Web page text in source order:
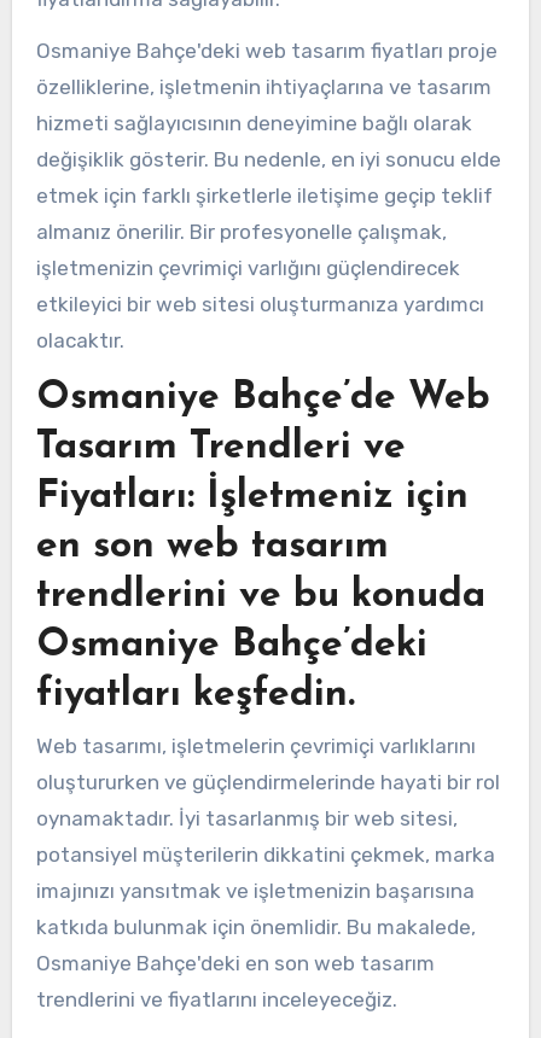
Osmaniye Bahçe'deki web tasarım fiyatları proje
özelliklerine, işletmenin ihtiyaçlarına ve tasarım
hizmeti sağlayıcısının deneyimine bağlı olarak
değişiklik gösterir. Bu nedenle, en iyi sonucu elde
etmek için farklı şirketlerle iletişime geçip teklif
almanız önerilir. Bir profesyonelle çalışmak,
işletmenizin çevrimiçi varlığını güçlendirecek
etkileyici bir web sitesi oluşturmanıza yardımcı
olacaktır.
Osmaniye Bahçe’de Web
Tasarım Trendleri ve
Fiyatları: İşletmeniz için
en son web tasarım
trendlerini ve bu konuda
Osmaniye Bahçe’deki
fiyatları keşfedin.
Web tasarımı, işletmelerin çevrimiçi varlıklarını
oluştururken ve güçlendirmelerinde hayati bir rol
oynamaktadır. İyi tasarlanmış bir web sitesi,
potansiyel müşterilerin dikkatini çekmek, marka
imajınızı yansıtmak ve işletmenizin başarısına
katkıda bulunmak için önemlidir. Bu makalede,
Osmaniye Bahçe'deki en son web tasarım
trendlerini ve fiyatlarını inceleyeceğiz.